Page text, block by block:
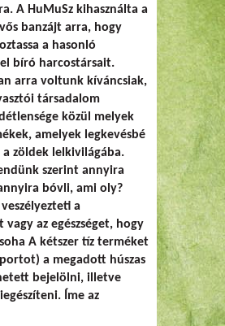
A HuMuSz kihasználta a
banzájt arra, hogy
a hasonló
bíró harcostársait.
arra voltunk kíváncsiak,
társadalom
közül melyek
amelyek legkevésbé
zöldek lelkivilágába.
szerint annyira
bóvli, ami oly?
a
vagy az egészséget, hogy
A kétszer tíz terméket
a megadott húszas
bejelölni, illetve
Íme az